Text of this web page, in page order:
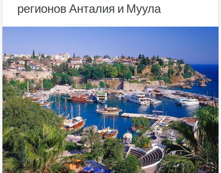
регионов Анталия и Муула